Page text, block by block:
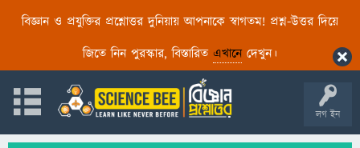
বিজ্ঞান ও প্রযুক্তির প্রশ্নোত্তর দুনিয়ায় আপনাকে স্বাগতম! প্রশ্ন-উত্তর দিয়ে
জিতে নিন পুরস্কার, বিস্তারিত এখানেদেখুন।
লগ ইন